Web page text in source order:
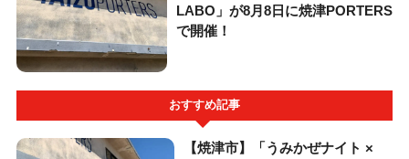
LABO」が8月8日に焼津PORTERS
で開催！
おすすめ記事
【焼津市】「うみかぜナイト ×